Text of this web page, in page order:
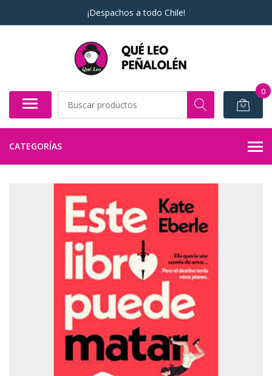
¡Despachos a todo Chile!
0
CATEGORÍAS